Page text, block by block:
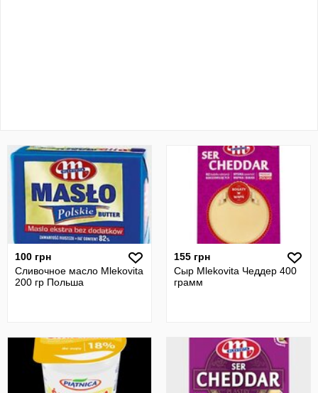
100 грн
Сливочное масло Mlekovita
200 гр Польша
155 грн
Сыр Mlekovita Чеддер 400
грамм